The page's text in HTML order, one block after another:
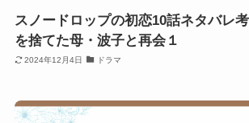
スノードロップの初恋10話ネタバレ
を捨てた母・波子と再会１
2024年12月4日 ドラマ